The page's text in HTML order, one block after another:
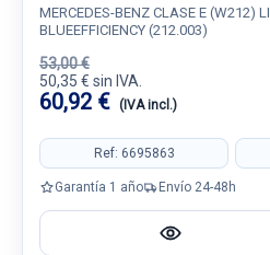
MERCEDES-BENZ CLASE E (W212)
BLUEEFFICIENCY (212.003)
53,00 €
50,35 € sin IVA.
60,92 € (IVA incl.)
Ref: 6695863
Garantía 1 año Envío 24-48h